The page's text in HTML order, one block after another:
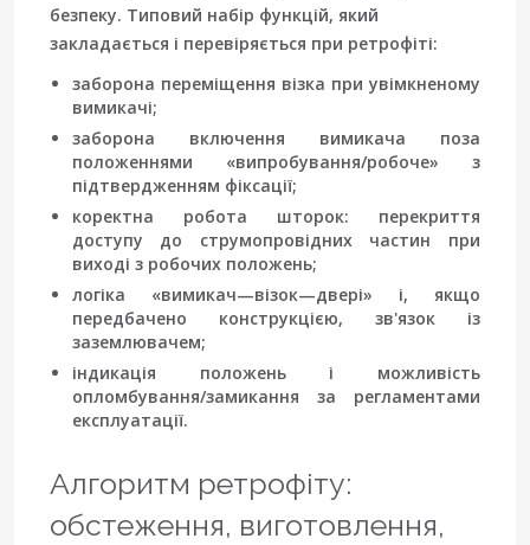
безпеку. Типовий набір функцій, який
закладається і перевіряється при ретрофіті:
заборона переміщення візка при увімкненому
вимикачі;
заборона включення вимикача поза
положеннями «випробування/робоче» з
підтвердженням фіксації;
коректна робота шторок: перекриття
доступу до струмопровідних частин при
виході з робочих положень;
логіка «вимикач—візок—двері» і, якщо
передбачено конструкцією, зв'язок із
заземлювачем;
індикація положень і можливість
опломбування/замикання за регламентами
експлуатації.
Алгоритм ретрофіту:
обстеження, виготовлення,